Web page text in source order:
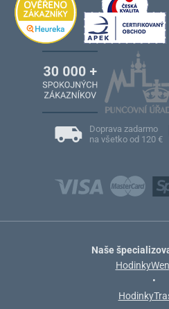
Doprava zadarmo
na všetko od 120 €
Naše
•